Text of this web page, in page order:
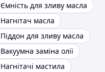
Ємність для зливу масла
Нагнітач масла
Піддон для зливу масла
Вакуумна заміна олії
Нагнітачі мастила